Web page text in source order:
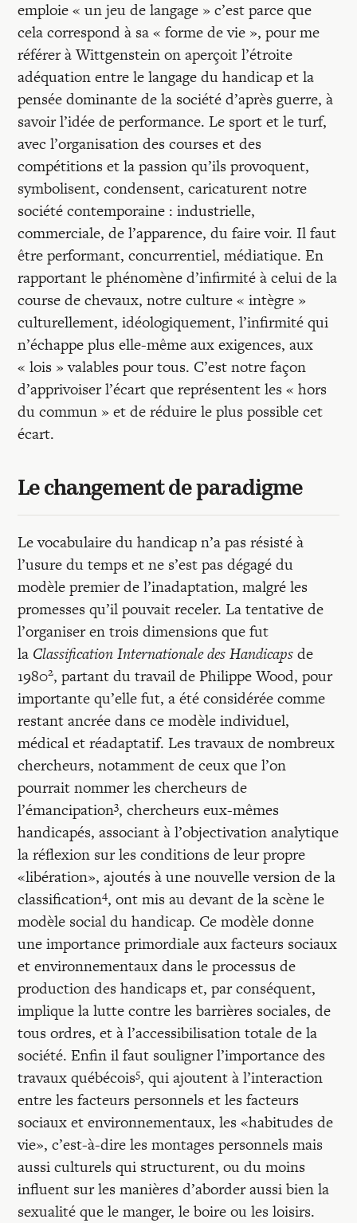
emploie « un jeu de langage » c’est parce que
cela correspond à sa « forme de vie », pour me
référer à Wittgenstein on aperçoit l’étroite
adéquation entre le langage du handicap et la
pensée dominante de la société d’après guerre, à
savoir l’idée de performance. Le sport et le turf,
avec l’organisation des courses et des
compétitions et la passion qu’ils provoquent,
symbolisent, condensent, caricaturent notre
société contemporaine : industrielle,
commerciale, de l’apparence, du faire voir. Il faut
être performant, concurrentiel, médiatique. En
rapportant le phénomène d’infirmité à celui de la
course de chevaux, notre culture « intègre »
culturellement, idéologiquement, l’infirmité qui
n’échappe plus elle-même aux exigences, aux
« lois » valables pour tous. C’est notre façon
d’apprivoiser l’écart que représentent les « hors
du commun » et de réduire le plus possible cet
écart.
Le changement de paradigme
Le vocabulaire du handicap n’a pas résisté à
l’usure du temps et ne s’est pas dégagé du
modèle premier de l’inadaptation, malgré les
promesses qu’il pouvait receler. La tentative de
l’organiser en trois dimensions que fut
la Classification Internationale des Handicapsde
19802, partant du travail de Philippe Wood, pour
importante qu’elle fut, a été considérée comme
restant ancrée dans ce modèle individuel,
médical et réadaptatif. Les travaux de nombreux
chercheurs, notamment de ceux que l’on
pourrait nommer les chercheurs de
l’émancipation3, chercheurs eux-mêmes
handicapés, associant à l’objectivation analytique
la réflexion sur les conditions de leur propre
«libération», ajoutés à une nouvelle version de la
classification4, ont mis au devant de la scène le
modèle social du handicap. Ce modèle donne
une importance primordiale aux facteurs sociaux
et environnementaux dans le processus de
production des handicaps et, par conséquent,
implique la lutte contre les barrières sociales, de
tous ordres, et à l’accessibilisation totale de la
société. Enfin il faut souligner l’importance des
travaux québécois5, qui ajoutent à l’interaction
entre les facteurs personnels et les facteurs
sociaux et environnementaux, les «habitudes de
vie», c’est-à-dire les montages personnels mais
aussi culturels qui structurent, ou du moins
influent sur les manières d’aborder aussi bien la
sexualité que le manger, le boire ou les loisirs.